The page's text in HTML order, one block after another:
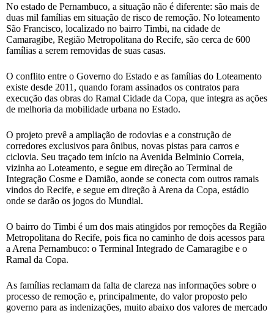
No estado de Pernambuco, a situação não é diferente: são mais de
duas mil famílias em situação de risco de remoção. No loteamento
São Francisco, localizado no bairro Timbi, na cidade de
Camaragibe, Região Metropolitana do Recife, são cerca de 600
famílias a serem removidas de suas casas.
O conflito entre o Governo do Estado e as famílias do Loteamento
existe desde 2011, quando foram assinados os contratos para
execução das obras do Ramal Cidade da Copa, que integra as ações
de melhoria da mobilidade urbana no Estado.
O projeto prevê a ampliação de rodovias e a construção de
corredores exclusivos para ônibus, novas pistas para carros e
ciclovia. Seu traçado tem início na Avenida Belminio Correia,
vizinha ao Loteamento, e segue em direção ao Terminal de
Integração Cosme e Damião, aonde se conecta com outros ramais
vindos do Recife, e segue em direção à Arena da Copa, estádio
onde se darão os jogos do Mundial.
O bairro do Timbi é um dos mais atingidos por remoções da Região
Metropolitana do Recife, pois fica no caminho de dois acessos para
a Arena Pernambuco: o Terminal Integrado de Camaragibe e o
Ramal da Copa.
As famílias reclamam da falta de clareza nas informações sobre o
processo de remoção e, principalmente, do valor proposto pelo
governo para as indenizações, muito abaixo dos valores de mercado